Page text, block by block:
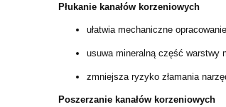
Płukanie kanałów korzeniowych
ułatwia mechaniczne
usuwa mineralną część warstwy
zmniejsza ryzyko złamania
Poszerzanie kanałów korzeniowych